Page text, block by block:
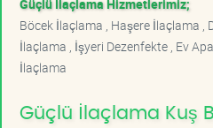
Güçlü İlaçlama Hizmetlerimiz;
Böcek İlaçlama , Haşere İlaçlama ,
İlaçlama , İşyeri Dezenfekte , Ev
İlaçlama
Güçlü İlaçlama Kuş